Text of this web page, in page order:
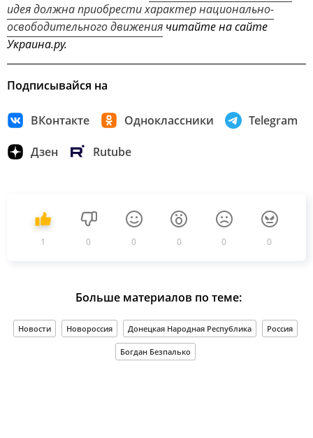
идея должна приобрести характер национально-
освободительного движения читайте на сайте
Украина.ру.
Подписывайся на
ВКонтакте Одноклассники Telegram
Дзен Rutube
1 0 0 0 0 0
Больше материалов по теме:
Новости Новороссия Донецкая Народная Республика Россия
Богдан Безпалько